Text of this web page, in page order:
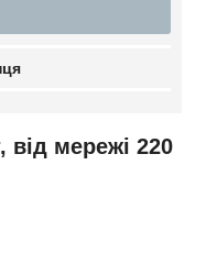
від мережі 220